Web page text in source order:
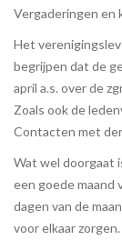
Vergaderingen en
Het
begrijpen dat de
april a.s. over de
Zoals ook de
Contacten met
Wat wel doorgaat
een goede maand
dagen van de
voor elkaar